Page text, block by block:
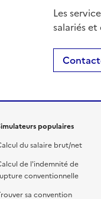
Les
salariés
populaires
du salaire brut/net
de l'indemnité de
conventionnelle
sa convention